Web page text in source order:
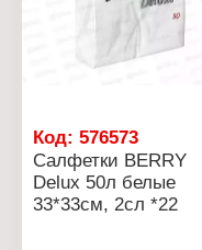
треугольником,
Характеристики:
бумажные
Вариация:
Размер: 23х23 см
Количество в упаковке:
100 шт
Код: 576573
Салфетки BERRY
Delux 50л белые
33*33см, 2сл *22